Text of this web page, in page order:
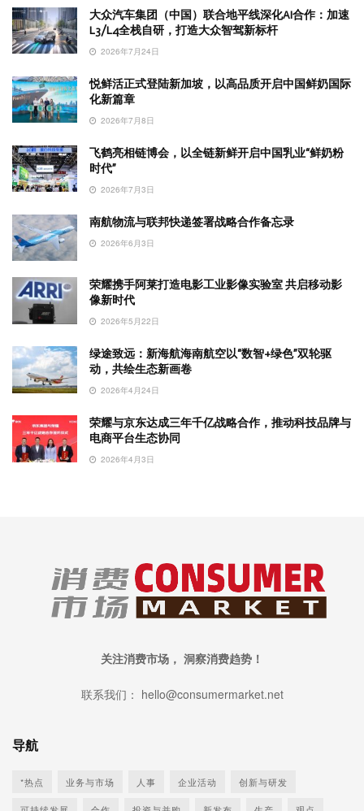
大众汽车集团（中国）联合地平线深化AI合作：加速
L3/L4全栈自研，打造大众智驾新标杆
2026年7月24日
悦鲜活正式登陆新加坡，以高品质开启中国鲜奶国际
化新篇章
2026年7月8日
飞鹤亮相链博会，以全链新鲜开启中国乳业“鲜奶粉
时代”
2026年7月3日
南航物流与联邦快递签署战略合作备忘录
2026年6月3日
荣耀携手阿莱打造电影工业影像实验室 共启移动影
像新时代
2026年5月22日
绿途致远：新海航海南航空以“数智+绿色”双轮驱
动，共绘生态新画卷
2026年4月24日
荣耀与京东达成三年千亿战略合作，推动科技品牌与
电商平台生态协同
2026年4月3日
关注消费市场， 洞察消费趋势！
联系我们： hello@consumermarket.net
导航
*热点 业务与市场 人事 企业活动 创新与研发